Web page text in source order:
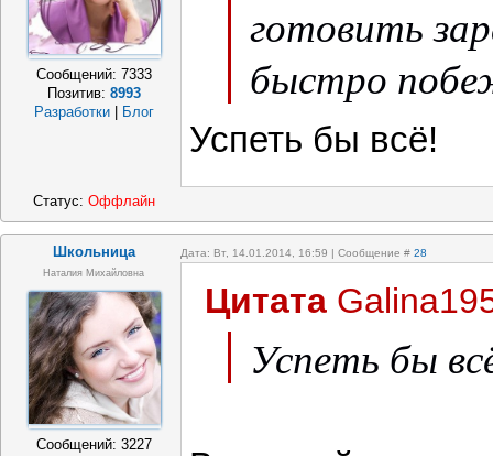
Сообщений: 7333
Позитив: 8993
Разработки
Блог
готовить
быстро
Успеть бы всё!
Статус: Оффлайн
Школьница Дата: Вт, 14.01.2014, 16:59 | Сообщение # 28
Наталия Михайловна
Сообщений: 3227
Цитата
Успеть бы